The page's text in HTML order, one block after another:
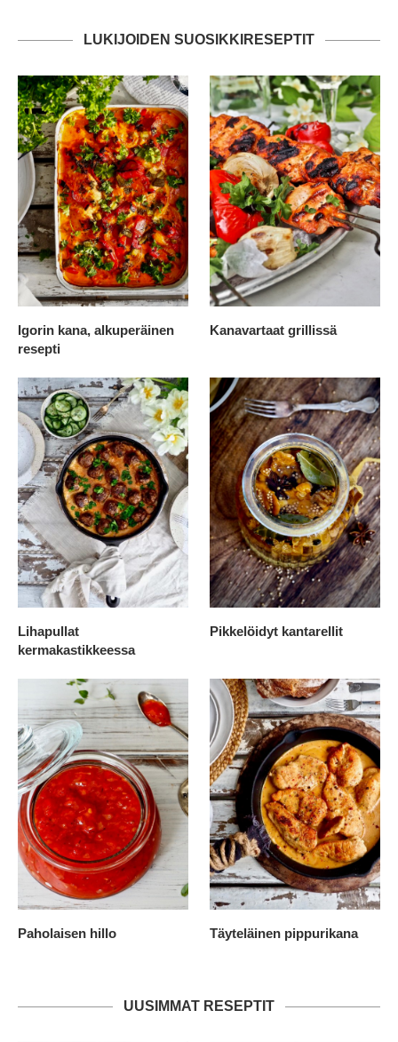
LUKIJOIDEN SUOSIKKIRESEPTIT
Igorin kana, alkuperäinen
resepti
Kanavartaat grillissä
Lihapullat
kermakastikkeessa
Pikkelöidyt kantarellit
Paholaisen hillo Täyteläinen pippurikana
UUSIMMAT RESEPTIT